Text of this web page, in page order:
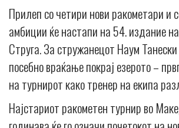
Прилеп со четири нови ракометари и
амбиции ќе настапи на 54. издание
Струга. За стружанецот Наум
посебно враќање покрај езерото –
на турнирот како тренер на екипа
Најстариот ракометен турнир во